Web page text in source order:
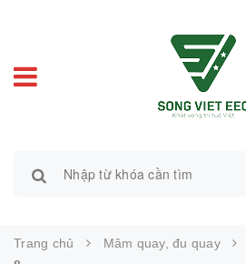
Trang chủ Mâm quay, đu quay